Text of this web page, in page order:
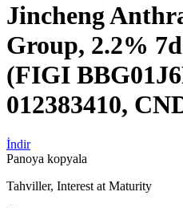
Jincheng
Group, 2.2%
(FIGI
012383410,
İndir
Panoya kopyala
Tahviller, Interest at Maturity